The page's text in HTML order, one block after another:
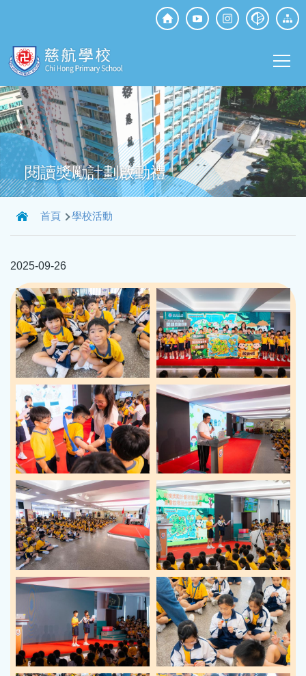
Top
Social
閱讀獎勵計劃啟動禮
導
航
結
首頁 學校活動
2025-09-26